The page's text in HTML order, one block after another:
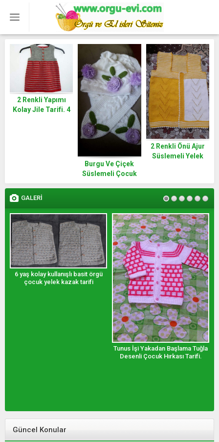
2 Renkli Yapımı
Kolay Jile Tarifi. 4
Burgu Ve Çiçek
Süslemeli Çocuk
Atkısı Yapımı. 2 .3
2 Renkli Önü Ajur
Süslemeli Yelek
GALERİ
6 yaş kolay kullanışlı basit örgü
çocuk yelek kazak tarifi
Tunus İşi Yakadan Başlama Tuğla
Desenli Çocuk Hırkası Tarifi.
Güncel Konular